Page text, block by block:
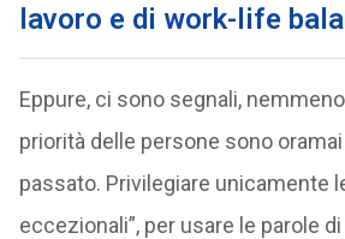
lavoro e di work-life
Eppure, ci sono segnali,
priorità delle persone sono oramai
passato. Privilegiare unicamente
eccezionali”, per usare le parole